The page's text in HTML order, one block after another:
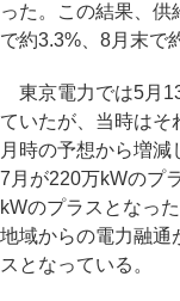
った。この結果、
で約3.3%、8月末で
東京電力では5月
ていたが、当時はそ
月時の予想から増減
7月が220万kWのプ
kWのプラスとなっ
地域からの電力融通
スとなっている。